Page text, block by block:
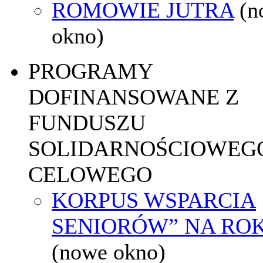
ROMOWIE JUTRA
okno)
PROGRAMY
DOFINANSOWANE Z
FUNDUSZU
CELOWEGO
KORPUS WSPARCIA
SENIORÓW” NA
(nowe okno)